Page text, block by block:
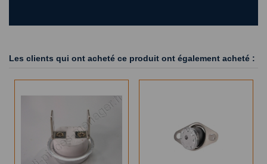
Les clients qui ont acheté ce produit ont également acheté :